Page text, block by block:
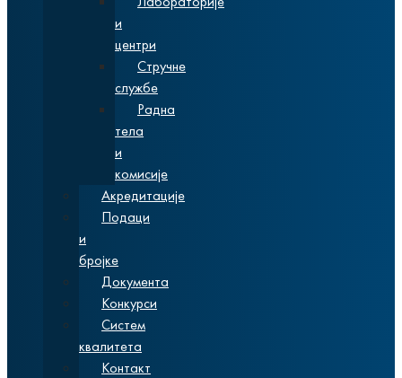
и
центри
Стручне
службе
Радна
тела
и
комисије
Акредитације
Подаци
и
бројке
Документа
Конкурси
Систем
квалитета
Контакт